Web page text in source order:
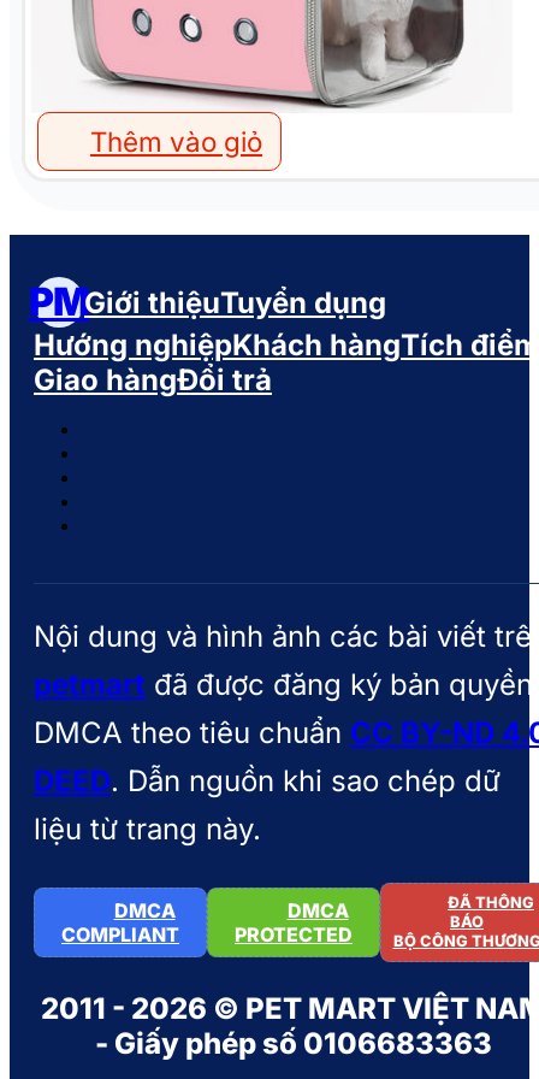
Thêm vào giỏ
PMGiới thiệuTuyển dụng
Hướng nghiệpKhách hàngTích điểm
Giao hàngĐổi trả
Nội dung và hình ảnh các bài viết
petmart đã được đăng ký bản quyền
DMCA theo tiêu chuẩn CC BY-ND
DEED. Dẫn nguồn khi sao chép dữ
liệu từ trang này.
DMCA
COMPLIANT
DMCA
PROTECTED
ĐÃ THÔNG
BÁO
BỘ CÔNG
2011 - 2026 © PET MART VIỆT
- Giấy phép số 0106683363